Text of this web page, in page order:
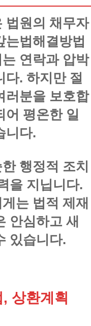
법원의 채무자
는법해결방법
연락과 압박
. 하지만 절
러분을 보호합
어 평온한 일
니다.
행정적 조치
을 지닙니다.
는 법적 제재
안심하고 새
있습니다.
상환계획